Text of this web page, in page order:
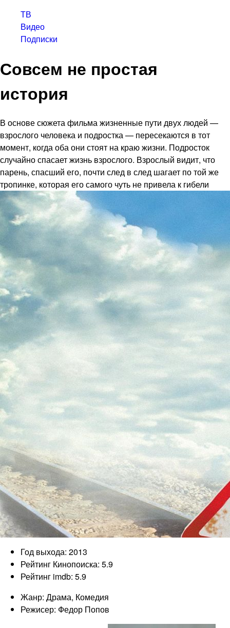
ТВ
Видео
Подписки
Совсем не простая
история
В основе сюжета фильма жизненные пути двух людей —
взрослого человека и подростка — пересекаются в тот
момент, когда оба они стоят на краю жизни. Подросток
случайно спасает жизнь взрослого. Взрослый видит, что
парень, спасший его, почти след в след шагает по той же
тропинке, которая его самого чуть не привела к гибели
Год выхода: 2013
Рейтинг Кинопоиска: 5.9
Рейтинг imdb: 5.9
Жанр: Драма, Комедия
Режисер: Федор Попов